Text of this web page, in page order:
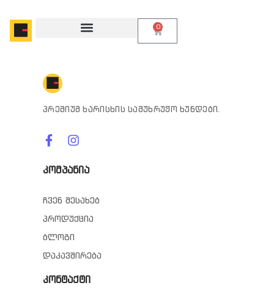
0
პრემიუმ ხარისხის სამუხრუჭო ხუნდები.
კომპანია
ჩვენ შესახებ
პროდუქცია
ბლოგი
დაკავშირება
კონტაქტი